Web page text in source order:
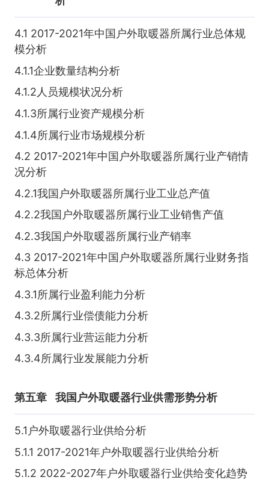
4.1 2017-2021年中国户外取暖器所属行业总体规
模分析
4.1.1企业数量结构分析
4.1.2人员规模状况分析
4.1.3所属行业资产规模分析
4.1.4所属行业市场规模分析
4.2 2017-2021年中国户外取暖器所属行业产销情
况分析
4.2.1我国户外取暖器所属行业工业总产值
4.2.2我国户外取暖器所属行业工业销售产值
4.2.3我国户外取暖器所属行业产销率
4.3 2017-2021年中国户外取暖器所属行业财务指
标总体分析
4.3.1所属行业盈利能力分析
4.3.2所属行业偿债能力分析
4.3.3所属行业营运能力分析
4.3.4所属行业发展能力分析
第五章 我国户外取暖器行业供需形势分析
5.1户外取暖器行业供给分析
5.1.1 2017-2021年户外取暖器行业供给分析
5.1.2 2022-2027年户外取暖器行业供给变化趋势